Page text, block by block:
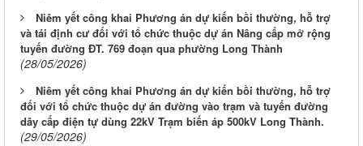
Niêm yết công khai Phương án dự kiến bồi thường, hỗ trợ
và tái định cư đối với tổ chức thuộc dự án Nâng cấp mở rộng
tuyến đường ĐT. 769 đoạn qua phường Long Thành
(28/05/2026)
Niêm yết công khai Phương án dự kiến bồi thường, hỗ trợ
đối với tổ chức thuộc dự án đường vào trạm và tuyến đường
dây cấp điện tự dùng 22kV Trạm biến áp 500kV Long Thành.
(29/05/2026)